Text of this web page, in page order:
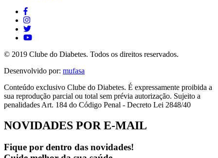
© 2019 Clube do Diabetes. Todos os direitos reservados.
Desenvolvido por: mufasa
Conteúdo exclusivo Clube do Diabetes. É expressamente proibida a
sua reprodução parcial ou total sem prévia autorização. Sujeito a
penalidades Art. 184 do Código Penal - Decreto Lei 2848/40
NOVIDADES POR E-MAIL
Fique por dentro das novidades!